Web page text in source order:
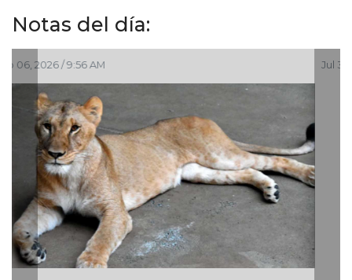
Notas del día:
Jul 30, 2026 / 10:27 AM